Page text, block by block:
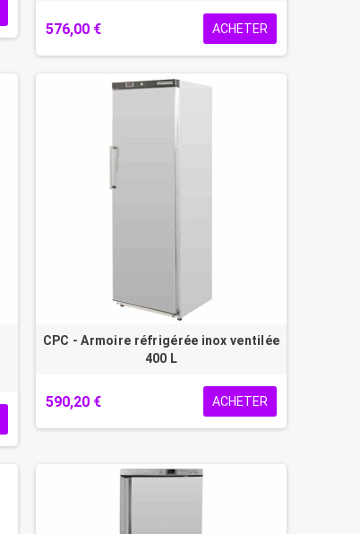
576,00 € ACHETER
CPC - Armoire réfrigérée inox ventilée
400 L
590,20 € ACHETER